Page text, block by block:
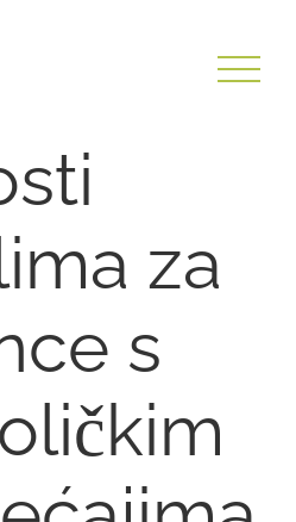
za
s